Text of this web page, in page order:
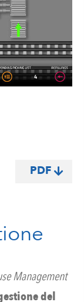
PDF
Management
del